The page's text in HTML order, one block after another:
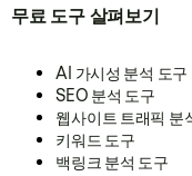
무료 도구 살펴보기
AI 가시성 분석 도구
SEO 분석 도구
웹사이트 트래픽 분
키워드 도구
백링크 분석 도구